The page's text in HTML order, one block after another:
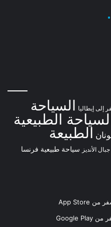
إلى إيطاليا السياحة
الطبيعية
الطبيعة
جبال الأنديز سياحة طبيعية فرنسا